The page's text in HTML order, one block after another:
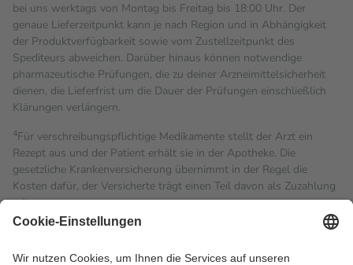
bei uns werktags von Montag bis Freitag bis 18:00 Uhr. Der
genaue Lieferzeitpunkt kann je nach Region und in Abhängigkeit
der Produktverfügbarkeit sowie vom Zustellzeitpunkt des
Spediteurs abweichen. Darüber hinaus können notwendige
pharmazeutische Prüfungen, die zu deiner Arzneimittelsicherheit
dienen, die Lieferfrist um die Dauer der Prüfungen einschließlich
Klärungen verlängern.
4Für verschreibungspflichtige Medikamente stellt der Arzt ein
Rezept aus und der Patient erhält sie in der Apotheke. Die
gesetzliche Krankenversicherung übernimmt in der Regel die
Kosten dafür, der Versicherte trägt einen Teil davon als Zuzahlung
mit.
Grundsätzlich leisten Mitglieder Zuzahlungen in Höhe von zehn
höchstens zehn Euro.
Es sind jedoch nie mehr als die